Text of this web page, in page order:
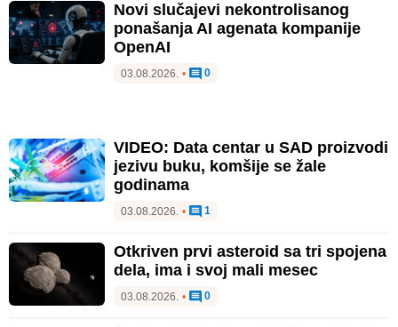
Novi slučajevi nekontrolisanog
ponašanja AI agenata kompanije
OpenAI
03.08.2026. • 0
VIDEO: Data centar u SAD proizvodi
jezivu buku, komšije se žale
godinama
03.08.2026. • 1
Otkriven prvi asteroid sa tri spojena
dela, ima i svoj mali mesec
03.08.2026. • 0